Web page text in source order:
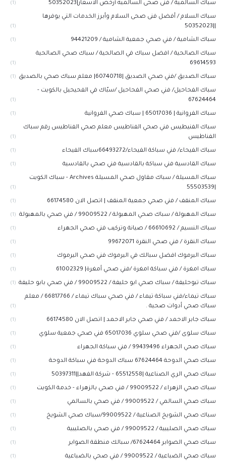
سباك السالمية / فنى صحى السالميه أرخص الاسعار|50352023 (1)
سباك السلام / أفضل فنى صحى السلام وأبرز الخدمات التي يوفرها
(1)
سباك الشامية / فني صحي جمعية الشامية / 94421209 (1)
سباك الصالحية / افضل سباك في الصالحية / سباك صحي الصالحية
69614593
(1)
سباك الصديق /فني صحي الصديق |60740718| معلم سباك صحي بالصديق (1)
سباك الفحاحيل/ فني صحي الفحاحيل /سبّاك في الفحيحيل بالكويت -
67624464
(1)
سباك الفروانية | 65017036 | سباك صحي الفروانية (1)
سباك الفنيطيس فني صحي الفناطيس معلم صحي الفناطيس رقم سباك
الفناطيس
(1)
سباك الفيحاء/ فني سباكة الفيحاء/66493272سباك الفيحاء (1)
سباك القادسية فني سباكة بالقادسية فني صحي بالقادسية (1)
سباك المسيلة / سباك مقاول صحي المسيلة Archives - سباك الكويت
(1)
سباك المنقف / فني صحي جمعية المنقف | اتصل الان 66174580 (1)
سباك المهبولة / سباك صحي المهبولة / 99009522 / فني صحي بالمهبولة (1)
سباك النسيم / 66610692 / صيانة وتركيب فني صحي الجهراء (1)
سباك النقرة / فني صحي النقرة 99672071 (1)
سباك اليرموك افضل سبالك في اليرموك فني صحي اليرموك (1)
سباك امغرة / فني سباكة امغرة /فني صحي أمغرة| 61002329 (1)
سباك تبوحليفة / سباك صحي ابو حليفة / 99009522 / فني صحي بابو حليفة (1)
سباك تيماء/فني سباكة تيماء / فني صحي سباك تيماء / 66817766 / معلم
سباك صحي أدوات صحية .
(1)
سباك جابر الاحمد / فني صحي جابر الاحمد | اتصل الان 66174580 (1)
سباك سلوى /فني صحي سلوي 65017036 فني صحي جمعية سلوي (1)
سباك صحي الجهراء 99439496 / فني سباكة الجهراء (1)
سباك صحي الدوحة 67624464 سباك الدوحة فني سباكة الدوحة (1)
سباك صحي الري الصناعية |65512558 - شركة الفهد||50397311 (1)
سباك صحي الزهراء / 99009522 / فني صحي بالزهراء - خدمة الكويت (1)
سباك صحي السالمي / 99009522 / فني صحي بالسالمي (1)
سباك صحي الشويخ الصناعية / 99009522/سباك صحي الشويخ (1)
سباك صحي الصليبية / 99009522 / فني صحي بالصليبية (1)
سباك صحي الصوابر 67624464/ سبالك منطقة الصوابر (1)
سباك صحي الضباعية / 99009522 / فني صحي بالضباعية (1)